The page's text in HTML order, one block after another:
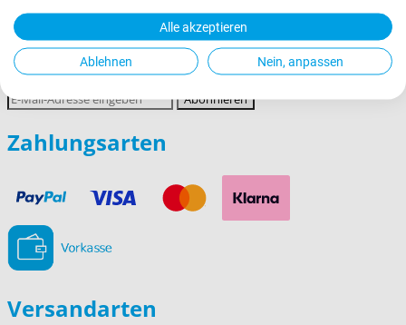
Impressum
Newsletter abonnieren
E-
Mail-
Adresse
Abonnieren
Zahlungsarten
Versandarten
Alle akzeptieren
Ablehnen Nein, anpassen